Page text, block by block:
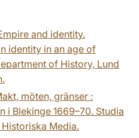
and identity.
identity in an age of
of History, Lund
möten, gränser :
i Blekinge 1669–70. Studia
Media.